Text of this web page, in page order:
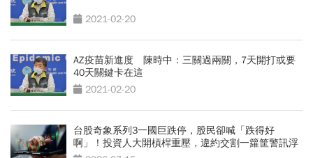
2021-02-20
AZ疫苗新進度 陳時中：三關過兩關，7天開打或要
40天關鍵卡在這
2021-02-20
台股奇象系列3一國巨跌停，股民卻喊「跌得好
啊」！投資人大開槓桿重壓，違約交割一籮筐警訊浮
現